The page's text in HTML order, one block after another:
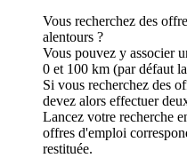
Vous recherchez des
alentours ?
Vous pouvez y associer
0 et 100 km (par défaut
Si vous recherchez des
devez alors effectuer
Lancez votre recherche
offres d'emploi
restituée.